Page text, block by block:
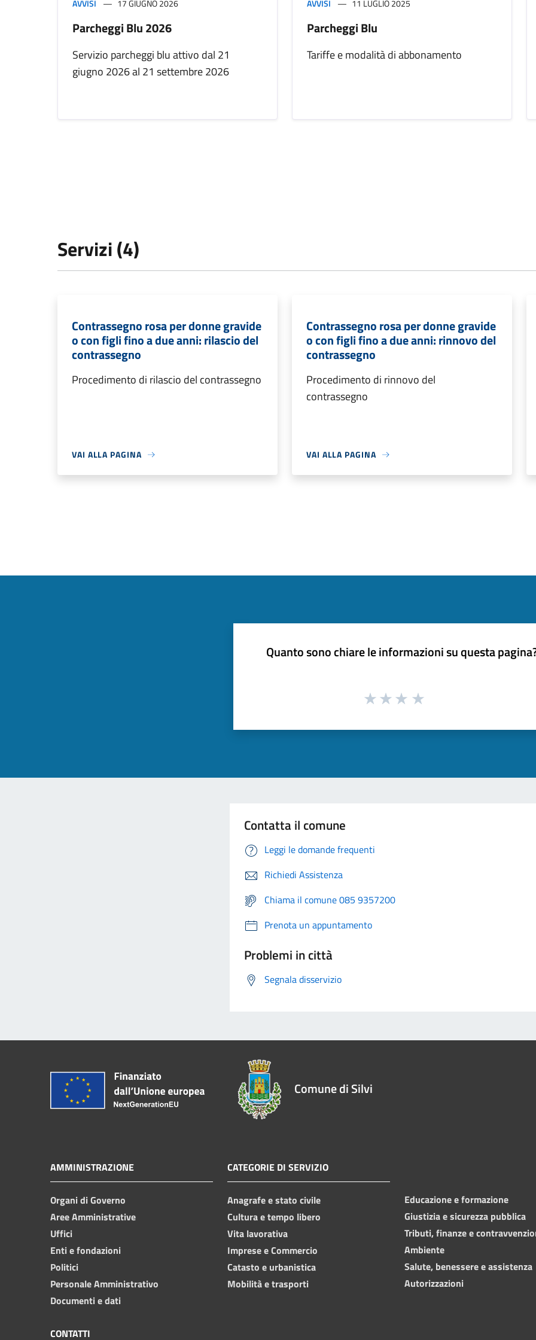
AVVISI 17 GIUGNO 2026
Parcheggi Blu 2026
Servizio parcheggi blu attivo dal 21
giugno 2026 al 21 settembre 2026
AVVISI 11 LUGLIO 2025
Parcheggi Blu
Tariffe e modalità di abbonamento
Servizi (4)
Contrassegno rosa per donne gravide
o con figli fino a due anni: rilascio del
contrassegno
Procedimento di rilascio del contrassegno
VAI ALLA PAGINA
Contrassegno rosa per donne gravide
o con figli fino a due anni: rinnovo del
contrassegno
Procedimento di rinnovo del
contrassegno
VAI ALLA PAGINA
Quanto sono chiare le informazioni su questa
Contatta il comune
Leggi le domande frequenti
Richiedi Assistenza
Chiama il comune 085 9357200
Prenota un appuntamento
Problemi in città
Segnala disservizio
Comune di Silvi
AMMINISTRAZIONE
Organi di Governo
Aree Amministrative
Uffici
Enti e fondazioni
Politici
Personale Amministrativo
Documenti e dati
CATEGORIE DI SERVIZIO
Anagrafe e stato civile
Cultura e tempo libero
Vita lavorativa
Imprese e Commercio
Catasto e urbanistica
Mobilità e trasporti
Educazione e formazione
Giustizia e sicurezza pubblica
Tributi, finanze e
Ambiente
Salute, benessere e assistenza
Autorizzazioni
CONTATTI